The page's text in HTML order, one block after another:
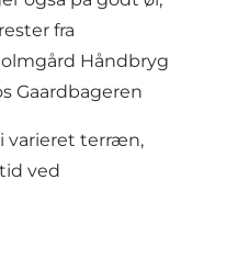
fra
Håndbryg
Gaardbageren
varieret terræn,
ved